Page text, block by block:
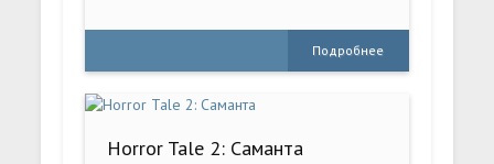
Подробнее
Horror Tale 2: Саманта